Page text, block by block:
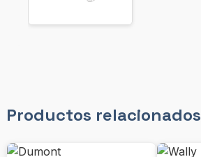
Productos relacionados